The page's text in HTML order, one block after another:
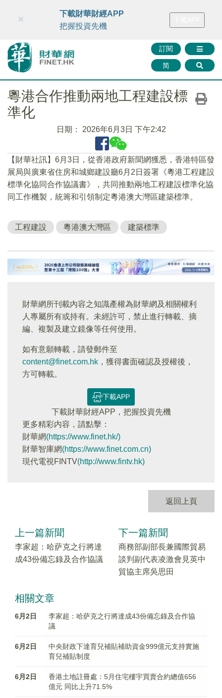
財華智庫網 FINTV FINMETA 財華證券 媒體矩陣
訂閱
简
×
下載財華財經APP
把握投資先機
粵港合作推動兩地工程建設標
準化
日期： 2026年6月3日 下午2:42
【財華社訊】6月3日，從香港政府新聞網獲悉，香港特區發
展局與廣東省住房和城鄉建設廳6月2日簽署《粵港工程建設
標準化協同合作協議書》，共同推動兩地工程建設標準化協
同工作機製，統籌和引領制定粵港澳大灣區建築標準。
工程建設 粵港澳大灣區 建築標準
財華網所刊載內容之知識產權為財華網及相關權利
人專屬所有或持有。未經許可，禁止進行轉載、摘
編、複製及建立鏡像等任何使用。
如有意願轉載，請發郵件至
content@finet.com.hk ，獲得書面確認及授權後，
方可轉載。
下載APP
下載財華財經APP，把握投資先機
更多精彩内容，請點擊：
財華網(https://www.finet.hk/)
財華智庫網(https://www.finet.com.cn)
現代電視FINTV(http://www.fintv.hk)
返回上頁
上一篇新聞
李家超：哈萨克之行將達
成43份備忘錄及合作協議
下一篇新聞
商務部副部長兼國際貿易
談判副代表凌激會見英中
貿協主席吳思田
相關文章
6月2日
李家超：哈萨克之行將達成43份備忘錄及合作協
議
6月2日
中央財政下達育兒補貼補助資金999億元支持實施
育兒補貼制度
6月2日
香港土地註冊處：5月住宅樓宇買賣合約總值656
億元 同比上升71.5%